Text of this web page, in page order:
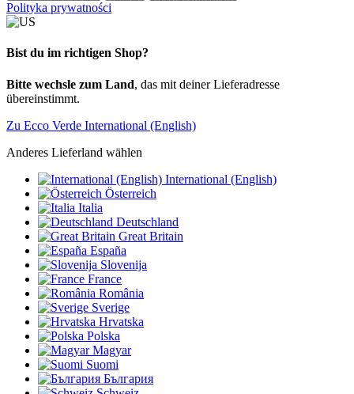
Polityka prywatności
Bist du im richtigen Shop?
Bitte wechsle zum Land, das mit deiner Lieferadresse
übereinstimmt.
Zu Ecco Verde International (English)
Anderes Lieferland wählen
International (English)
Österreich
Italia
Deutschland
Great Britain
España
Slovenija
France
România
Sverige
Hrvatska
Polska
Magyar
Suomi
България